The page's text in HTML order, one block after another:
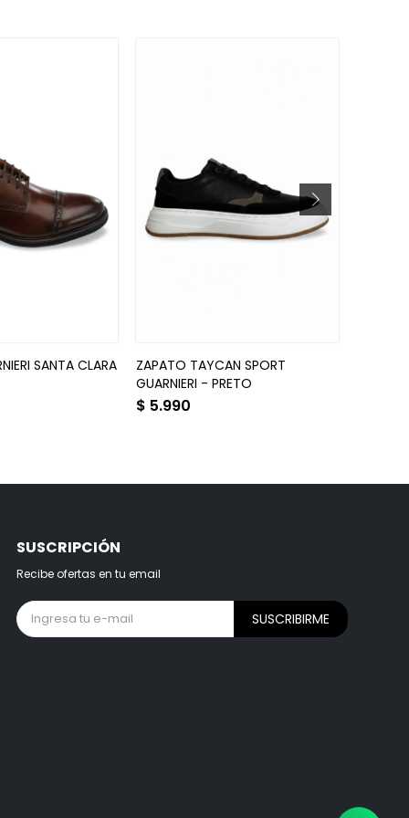
SANTA CLARA
ZAPATO TAYCAN SPORT
GUARNIERI - PRETO
$ 5.990
SUSCRIPCIÓN
Recibe ofertas en tu email
SUSCRIBIRME